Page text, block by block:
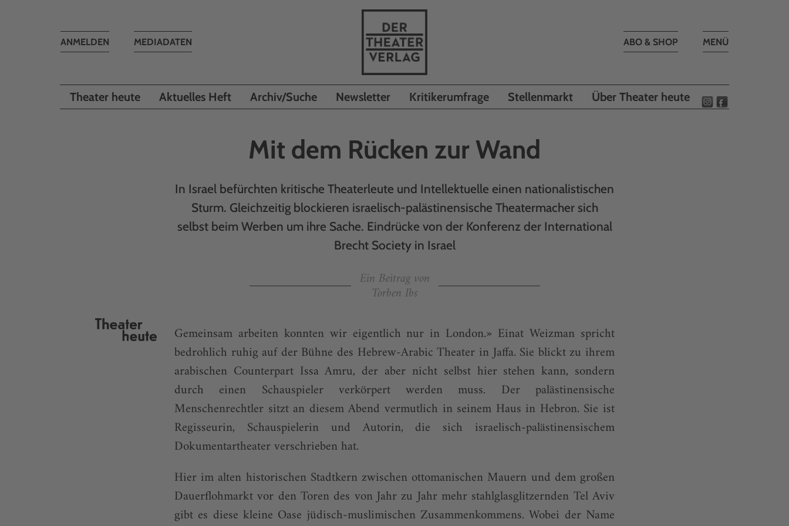
Toggle
MENÜ
ABO & SHOP
MEDIADATEN
Toggle
ANMELDEN
Theater heute Aktuelles Heft Archiv/Suche Newsletter Kritikerumfrage Stellenmarkt Über Theater heute
Mit dem Rücken zur Wand
In Israel befürchten kritische Theaterleute und Intellektuelle einen nationalistischen
Sturm. Gleichzeitig blockieren israelisch-palästinensische Theatermacher sich
selbst beim Werben um ihre Sache. Eindrücke von der Konferenz der International
Brecht Society in Israel
Ein Beitrag von
Torben Ibs
Gemeinsam arbeiten konnten wir eigentlich nur in London.» Einat Weizman spricht
bedrohlich ruhig auf der Bühne des Hebrew-Arabic Theater in Jaffa. Sie blickt zu ihrem
arabischen Counterpart Issa Amru, der aber nicht selbst hier stehen kann, sondern
durch einen Schauspieler verkörpert werden muss. Der palästinensische
Menschenrechtler sitzt an diesem Abend vermutlich in seinem Haus in Hebron. Sie ist
Regisseurin, Schauspielerin und Autorin, die sich israelisch-palästinensischem
Dokumentartheater verschrieben hat.
Hier im alten historischen Stadtkern zwischen ottomanischen Mauern und dem großen
Dauerflohmarkt vor den Toren des von Jahr zu Jahr mehr stahlglasglitzernden Tel Aviv
gibt es diese kleine Oase jüdisch-muslimischen Zusammenkommens. Wobei der Name